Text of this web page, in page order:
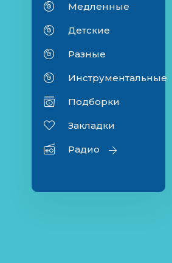
Медленные
Детские
Разные
Инструментальные
Подборки
Закладки
Радио